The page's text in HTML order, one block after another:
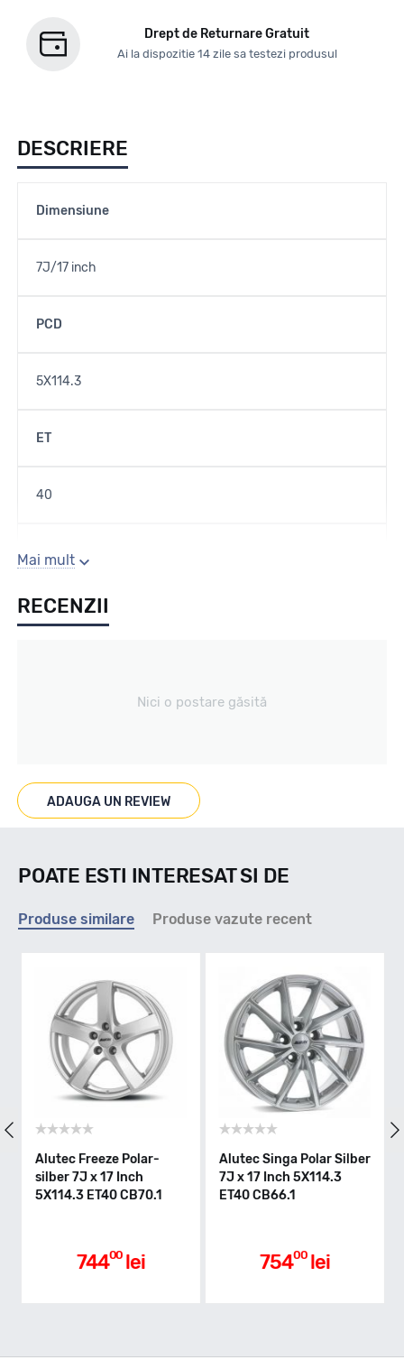
Drept de Returnare Gratuit
Ai la dispozitie 14 zile sa testezi produsul
DESCRIERE
Dimensiune
7J/17 inch
PCD
5X114.3
ET
40
Gaura centrala
66.1
Se poate cumpara doar la set de 4 buc! Kit montaj GRATUIT
in caz ca este nevoie!
Mai mult
RECENZII
Nici o postare găsită
ADAUGA UN REVIEW
POATE ESTI INTERESAT SI DE
Produse similare Produse vazute recent
Alutec Freeze Polar-
silber 7J x 17 Inch
5X114.3 ET40 CB70.1
74400 lei
Alutec Singa Polar Silber
7J x 17 Inch 5X114.3
ET40 CB66.1
75400 lei